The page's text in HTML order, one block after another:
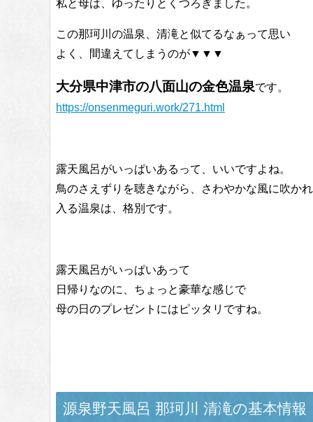
私と母は、ゆったりとくつろぎました。
この那珂川の温泉、清滝と似てるなぁって思い
よく、間違えてしまうのが▼▼▼
大分県中津市の八面山の金色温泉です。
https://onsenmeguri.work/271.html
露天風呂がいっぱいあるって、いいですよね。
鳥のさえずりを聴きながら、さわやかな風に吹か
入る温泉は、格別です。
露天風呂がいっぱいあって
日帰りなのに、ちょっと豪華な感じで
母の日のプレゼントにはピッタリですね。
源泉野天風呂 那珂川 清滝の基本情報